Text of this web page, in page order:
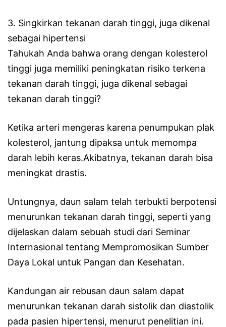
3. Singkirkan tekanan darah tinggi, juga dikenal
sebagai hipertensi
Tahukah Anda bahwa orang dengan kolesterol
tinggi juga memiliki peningkatan risiko terkena
tekanan darah tinggi, juga dikenal sebagai
tekanan darah tinggi?
Ketika arteri mengeras karena penumpukan plak
kolesterol, jantung dipaksa untuk memompa
darah lebih keras.Akibatnya, tekanan darah bisa
meningkat drastis.
Untungnya, daun salam telah terbukti berpotensi
menurunkan tekanan darah tinggi, seperti yang
dijelaskan dalam sebuah studi dari Seminar
Internasional tentang Mempromosikan Sumber
Daya Lokal untuk Pangan dan Kesehatan.
Kandungan air rebusan daun salam dapat
menurunkan tekanan darah sistolik dan diastolik
pada pasien hipertensi, menurut penelitian ini.